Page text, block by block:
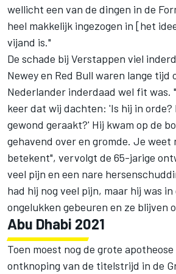
wellicht een van de dingen in de
heel makkelijk ingezogen in [het
vijand is."
De schade bij Verstappen viel
Newey en Red Bull waren lange tijd
Nederlander inderdaad wel fit was.
keer dat wij dachten: 'Is hij in orde?
gewond geraakt?' Hij kwam op de
gehavend over en gromde. Je
betekent", vervolgt de 65-jarige
veel pijn en een nare
had hij nog veel pijn, maar hij was
ongelukken gebeuren en ze blijven
Abu Dhabi 2021
Toen moest nog de grote
ontknoping van de titelstrijd in de